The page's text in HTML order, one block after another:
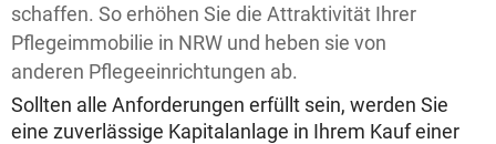
schaffen. So erhöhen Sie die Attraktivität Ihrer
Pflegeimmobilie in NRW und heben sie von
anderen Pflegeeinrichtungen ab.
Sollten alle Anforderungen erfüllt sein, werden Sie
eine zuverlässige Kapitalanlage in Ihrem Kauf einer